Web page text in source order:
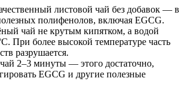
листовой чай без добавок — в
полифенолов, включая EGCG.
чай не крутым кипятком, а водой
При более высокой температуре часть
разрушается.
2–3 минуты — этого достаточно,
EGCG и другие полезные